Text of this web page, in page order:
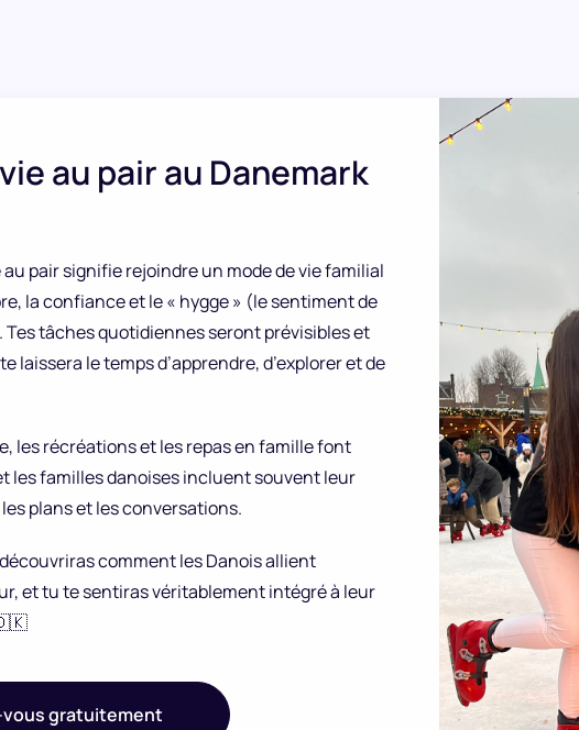
au pair au Danemark
pair signifie rejoindre un mode de vie familial
la confiance et le « hygge » (le sentiment de
tâches quotidiennes seront prévisibles et
laissera le temps d’apprendre, d’explorer et de
les récréations et les repas en famille font
les familles danoises incluent souvent leur
plans et les conversations.
comment les Danois allient
et tu te sentiras véritablement intégré à leur
gratuitement